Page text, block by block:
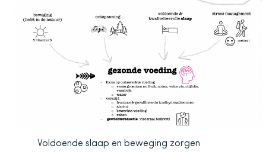
Voldoende slaap en beweging zorgen